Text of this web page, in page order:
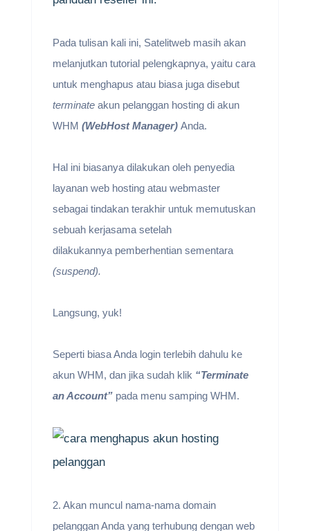
Pada tulisan kali ini, Satelitweb masih akan
melanjutkan tutorial pelengkapnya, yaitu cara
untuk menghapus atau biasa juga disebut
terminateakun pelanggan hosting di akun
WHM (WebHost Manager) Anda.
Hal ini biasanya dilakukan oleh penyedia
layanan web hosting atau webmaster
sebagai tindakan terakhir untuk memutuskan
sebuah kerjasama setelah
dilakukannya pemberhentian sementara
(suspend).
Langsung, yuk!
Seperti biasa Anda login terlebih dahulu ke
akun WHM, dan jika sudah klik “Terminate
an Account”pada menu samping WHM.
2. Akan muncul nama-nama domain
pelanggan Anda yang terhubung dengan web